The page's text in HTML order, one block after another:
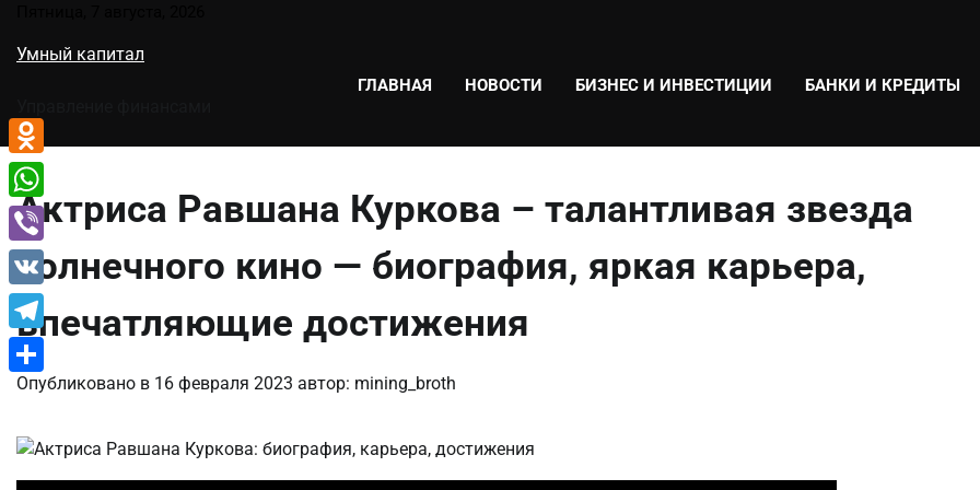
содержимому
Умный капитал
ГЛАВНАЯ НОВОСТИ БИЗНЕС И ИНВЕСТИЦИИ БАНКИ И КРЕДИТЫ
Актриса Равшана Куркова – талантливая звезда
солнечного кино — биография, яркая карьера,
впечатляющие достижения
Опубликовано в 16 февраля 2023 автор: mining_broth
Odnoklassniki
WhatsApp
Viber
VK
Telegram
Отправить